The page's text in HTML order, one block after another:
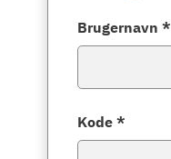
Brugernavn *
Kode *